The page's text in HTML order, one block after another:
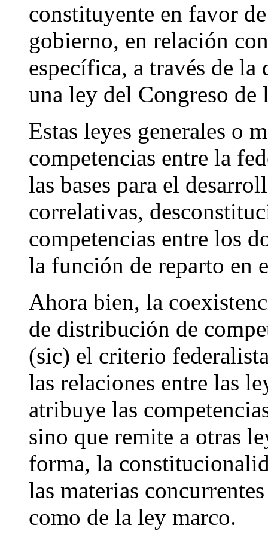
constituyente en favor
gobierno, en relación
específica, a través de la
una ley del Congreso
Estas leyes generales o
competencias entre la
las bases para el
correlativas,
competencias entre los
la función de reparto en
Ahora bien, la
de distribución de
(sic) el criterio
las relaciones entre las
atribuye las
sino que remite a otras
forma, la
las materias
como de la ley marco.